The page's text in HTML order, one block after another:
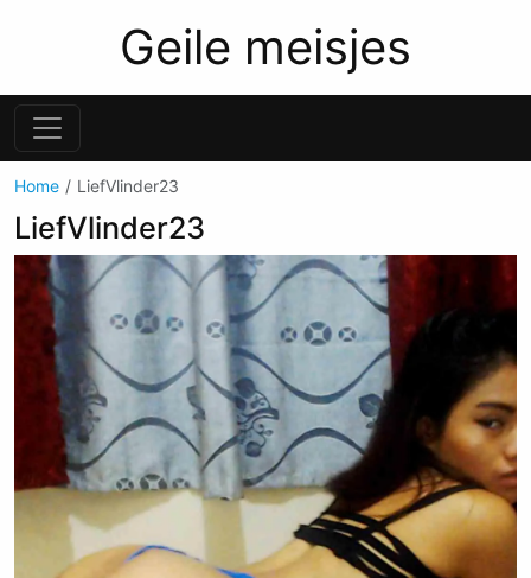
Geile meisjes
Home LiefVlinder23
LiefVlinder23